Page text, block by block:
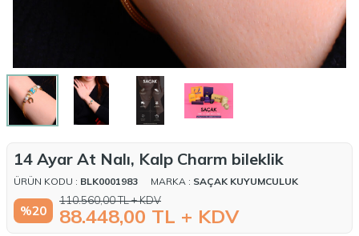
14 Ayar At Nalı, Kalp Charm bileklik
ÜRÜN KODU : BLK0001983 MARKA : SAÇAK KUYUMCULUK
%20
110.560,00TL + KDV
88.448,00 TL + KDV